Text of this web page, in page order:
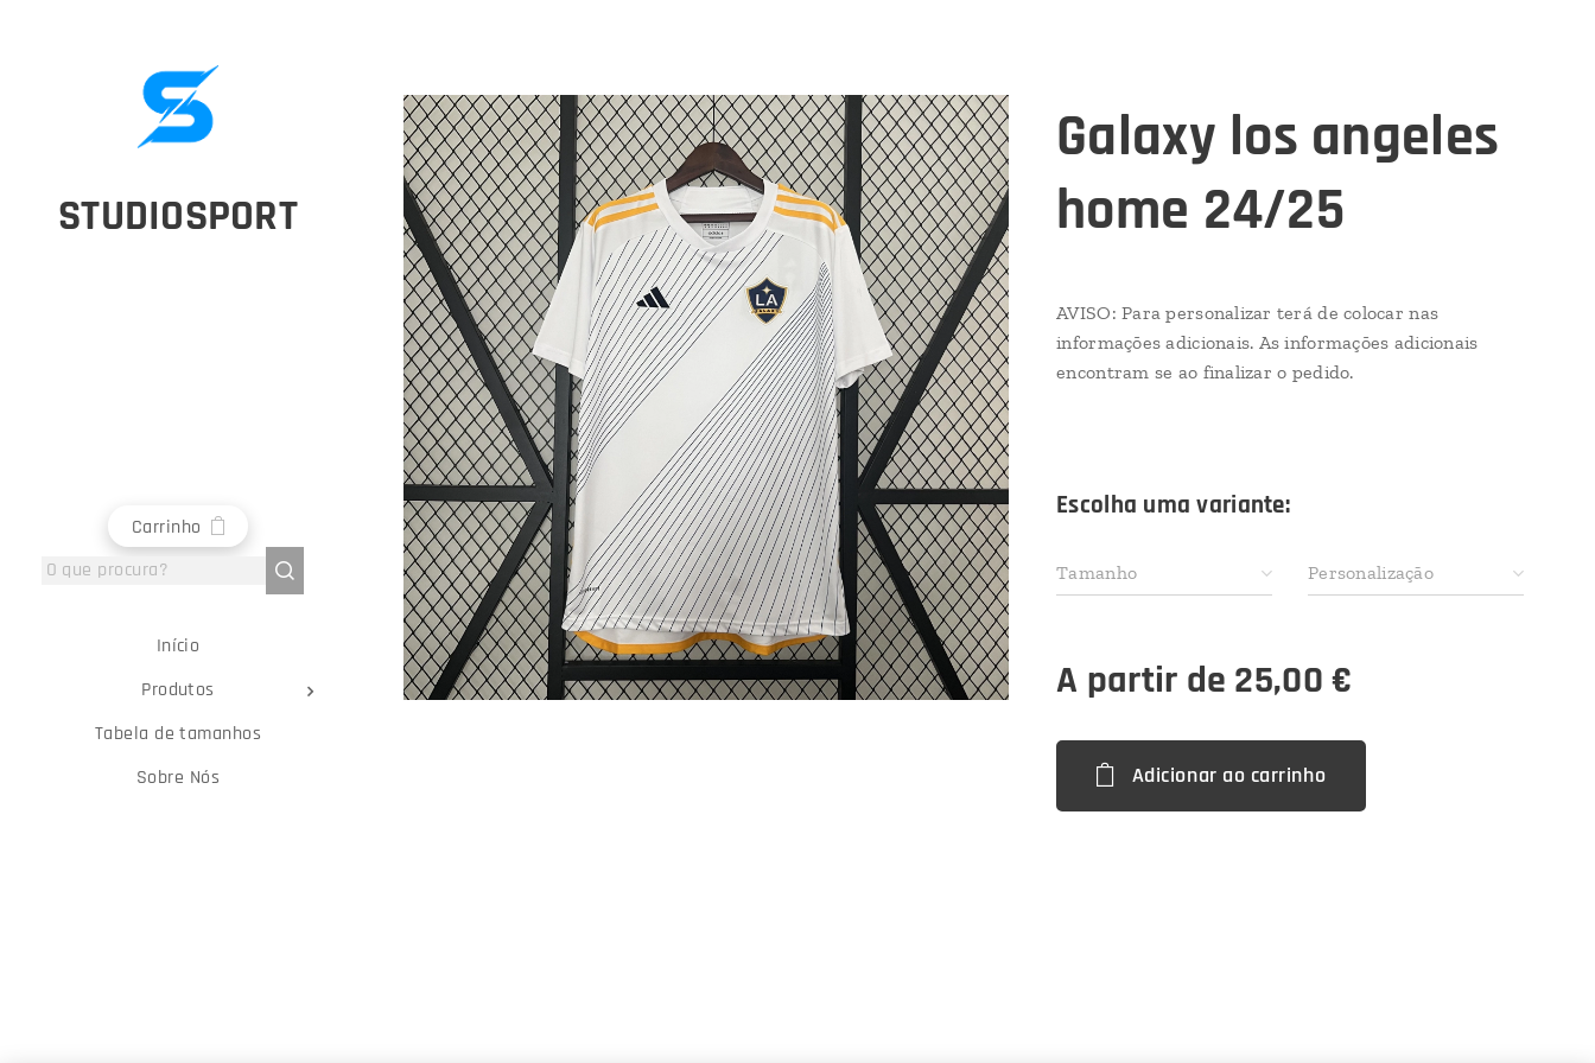
STUDIOSPORT
Carrinho
Início
Produtos
Tabela de tamanhos
Sobre Nós
Galaxy los angeles
home 24/25
AVISO: Para personalizar terá de colocar nas
informações adicionais. As informações adicionais
encontram se ao finalizar o pedido.
Escolha uma variante:
Tamanho Personalização
A partir de 25,00€
Adicionar ao carrinho